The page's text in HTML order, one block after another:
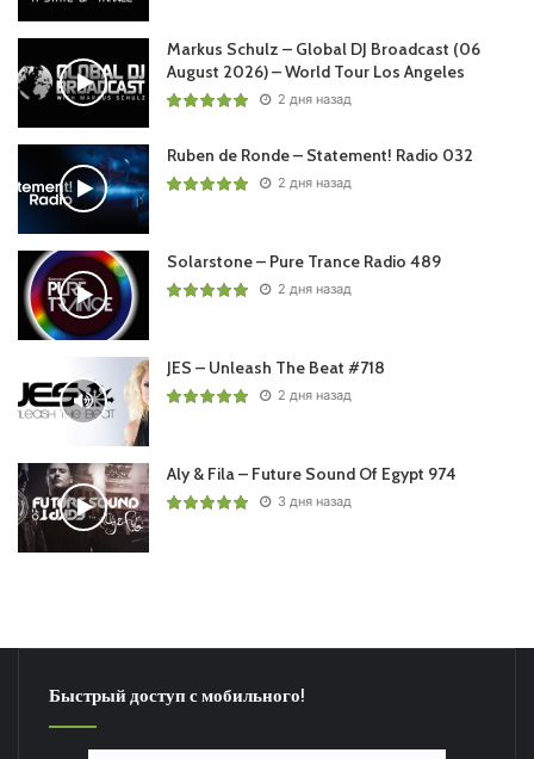
Markus Schulz – Global DJ Broadcast (06
August 2026) – World Tour Los Angeles
2 дня назад
Ruben de Ronde – Statement! Radio 032
2 дня назад
Solarstone – Pure Trance Radio 489
2 дня назад
JES – Unleash The Beat #718
2 дня назад
Aly & Fila – Future Sound Of Egypt 974
3 дня назад
Быстрый доступ с мобильного!